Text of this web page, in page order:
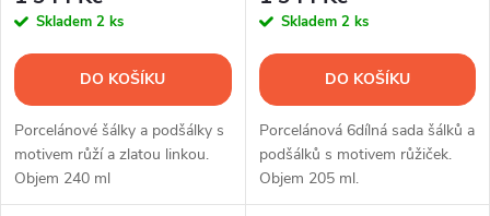
Skladem 2 ks
DO KOŠÍKU
Porcelánové šálky a podšálky s
motivem růží a zlatou linkou.
Objem 240 ml
Skladem 2 ks
DO KOŠÍKU
Porcelánová 6dílná sada šálků a
podšálků s motivem růžiček.
Objem 205 ml.